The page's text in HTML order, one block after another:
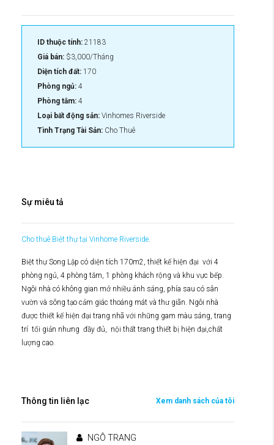
ID thuộc tính: 21183
Giá bán: $3,000/Tháng
Diện tích đất: 170
Phòng ngủ: 4
Phòng tắm: 4
Loại bất động sản: Vinhomes Riverside
Tình Trạng Tài Sản: Cho Thuê
Sự miêu tả
Cho thuê Biệt thự tại Vinhome Riverside.
Biệt thự Song Lập có diện tích 170m2, thiết kế hiện đại với 4
phòng ngủ, 4 phòng tắm, 1 phòng khách rộng và khu vực bếp.
Ngôi nhà có không gian mở nhiều ánh sáng, phía sau có sân
vườn và sông tạo cảm giác thoáng mát và thư giãn. Ngôi nhà
được thiết kế hiện đại trang nhã với những gam màu sáng, trang
trí tối giản nhưng đầy đủ, nội thất trang thiết bị hiện đại,chất
lượng cao.
Thông tin liên lạc Xem danh sách của tôi
NGÔ TRANG